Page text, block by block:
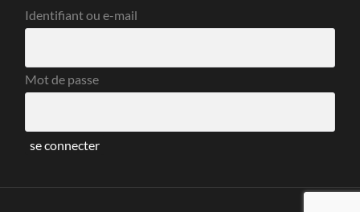
Identifiant ou e-mail
Mot de passe